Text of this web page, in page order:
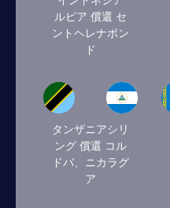
ルピア 償還 セ
ントヘレナポン
ド
タンザニアシリ
ング 償還 コル
ドバ、ニカラグ
ア